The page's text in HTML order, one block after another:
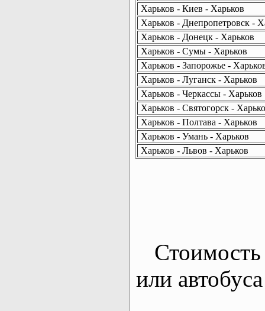
Харьков - Киев - Харьков
Харьков - Днепропетровск -
Харьков - Донецк - Харьков
Харьков - Сумы - Харьков
Харьков - Запорожье -
Харьков - Луганск - Харьков
Харьков - Черкассы - Харьков
Харьков - Святогорск -
Харьков - Полтава - Харьков
Харьков - Умань - Харьков
Харьков - Львов - Харьков
Стоимость
или